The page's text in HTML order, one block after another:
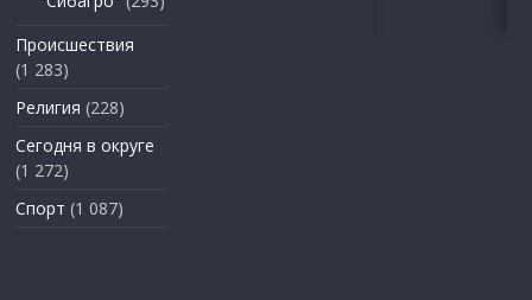
Происшествия
(1 283)
Религия (228)
Сегодня в округе
(1 272)
Спорт (1 087)